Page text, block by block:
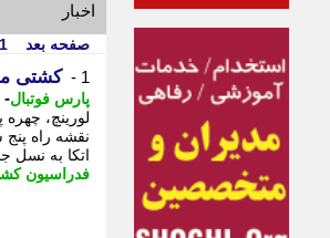
اخبار
صفحه بعد 1
1 - کشتی
پارس فوتبال-
لورینچ،
اتکا به نسل
فدراسیون